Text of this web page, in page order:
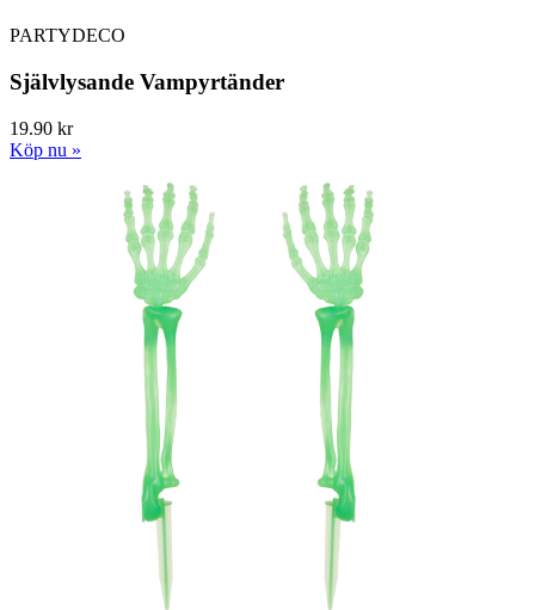
PARTYDECO
Självlysande Vampyrtänder
19.90 kr
Köp nu »